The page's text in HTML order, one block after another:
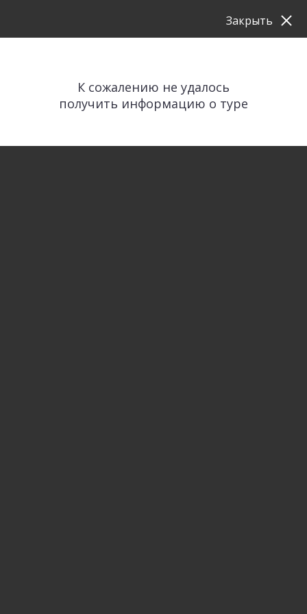
К сожалению не удалось
получить информацию о туре
Закрыть